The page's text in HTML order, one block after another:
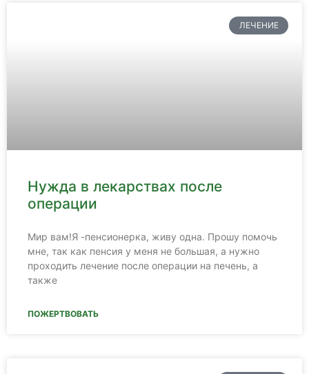
ЛЕЧЕНИЕ
Нужда в лекарствах после
операции
Мир вам!Я -пенсионерка, живу одна. Прошу помочь
мне, так как пенсия у меня не большая, а нужно
проходить лечение после операции на печень, а
также
ПОЖЕРТВОВАТЬ